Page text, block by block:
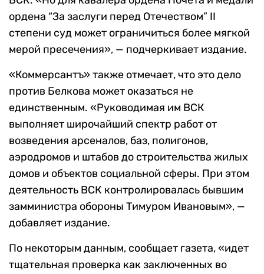
ордена “За заслуги перед Отечеством” II
степени суд может ограничиться более мягкой
мерой пресечения», — подчеркивает издание.
«Коммерсантъ» также отмечает, что это дело
против Белкова может оказаться не
единственным. «Руководимая им ВСК
выполняет широчайший спектр работ от
возведения арсеналов, баз, полигонов,
аэродромов и штабов до строительства жилых
домов и объектов социальной сферы. При этом
деятельность ВСК контролировалась бывшим
замминистра обороны Тимуром Ивановым», —
добавляет издание.
По некоторым данным, сообщает газета, «идет
тщательная проверка как заключенных во